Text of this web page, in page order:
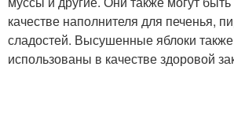
качестве наполнителя для печенья,
сладостей. Высушенные яблоки
использованы в качестве здоровой